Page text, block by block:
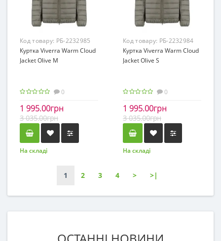
Код товару: РБ-2232985
Куртка Viverra Warm Cloud
Jacket Olive M
0
1 995.00грн
3 035.00грн
На складі
Код товару: РБ-2232984
Куртка Viverra Warm Cloud
Jacket Olive S
0
1 995.00грн
3 035.00грн
На складі
1 2 3 4 > >|